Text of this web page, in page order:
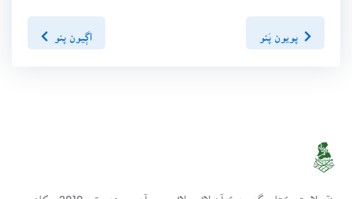
پويون پَنو اڳيون پنو
سنڌسلامت ڪتاب گهر ھڪ آن لائين لائبريري آھي، جنھن تي 2010ع کان